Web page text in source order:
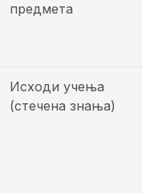
предмета
Исходи учења
(стечена знања)